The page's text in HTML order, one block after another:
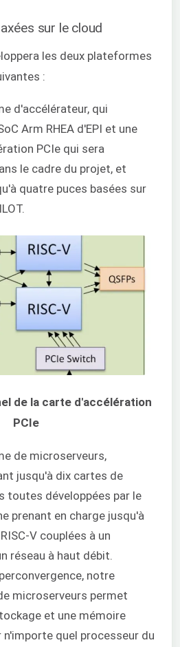
sur le cloud
les deux plateformes
:
d'accélérateur, qui
Arm RHEA d'EPI et une
PCIe qui sera
le cadre du projet, et
quatre puces basées sur
de la carte d'accélération
PCIe
de microserveurs,
jusqu'à dix cartes de
toutes développées par le
prenant en charge jusqu'à
V couplées à un
réseau à haut débit.
notre
microserveurs permet
et une mémoire
quel processeur du